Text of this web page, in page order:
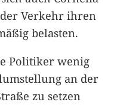
Verkehr ihren
belasten.
Politiker wenig
an der
zu setzen